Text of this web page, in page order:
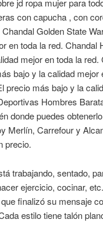
jd ropa mujer para
con capucha , con
Golden State
en toda la red.
mejor en toda la
bajo y la calidad
precio más bajo y la
Hombres
donde puedes
Merlín, Carrefour y
precio.
trabajando, sentado,
ejercicio, cocinar,
finalizó su mensaje
estilo tiene talón